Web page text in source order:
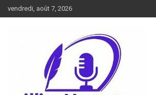
au
vendredi, août 7, 2026